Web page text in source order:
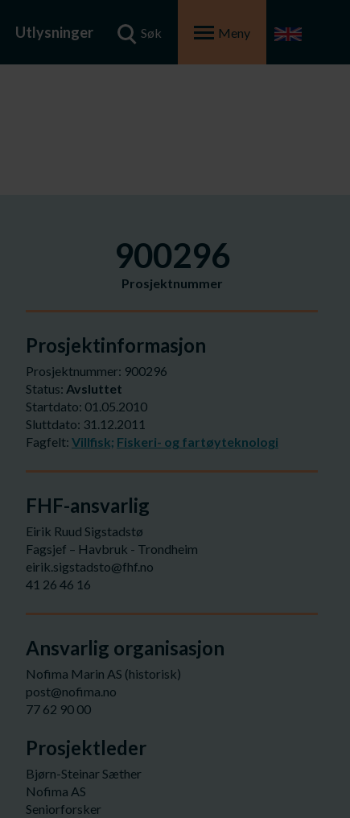
Utlysninger Søk Meny
900296
Prosjektnummer
Prosjektinformasjon
Prosjektnummer: 900296
Status: Avsluttet
Startdato: 01.05.2010
Sluttdato: 31.12.2011
Fagfelt: Villfisk; Fiskeri- og fartøyteknologi
FHF-ansvarlig
Eirik Ruud Sigstadstø
Fagsjef – Havbruk - Trondheim
eirik.sigstadsto@fhf.no
41 26 46 16
Ansvarlig organisasjon
Nofima Marin AS (historisk)
post@nofima.no
77 62 90 00
Prosjektleder
Bjørn-Steinar Sæther
Nofima AS
Seniorforsker